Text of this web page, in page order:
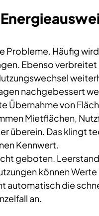
Probleme. Häufig
Ebenso verbreitet
nachgebessert
Übernahme von
Mietflächen,
überein. Das klingt
Kennwert.
geboten.
können Werte
automatisch die
an.